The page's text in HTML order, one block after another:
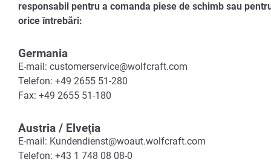
responsabil pentru a comanda piese de schimb sau
orice întrebări:
Germania
E-mail: customerservice@wolfcraft.com
Telefon: +49 2655 51-280
Fax: +49 2655 51-180
Austria / Elveţia
E-mail: Kundendienst@woaut.wolfcraft.com
Telefon: +43 1 748 08 08-0